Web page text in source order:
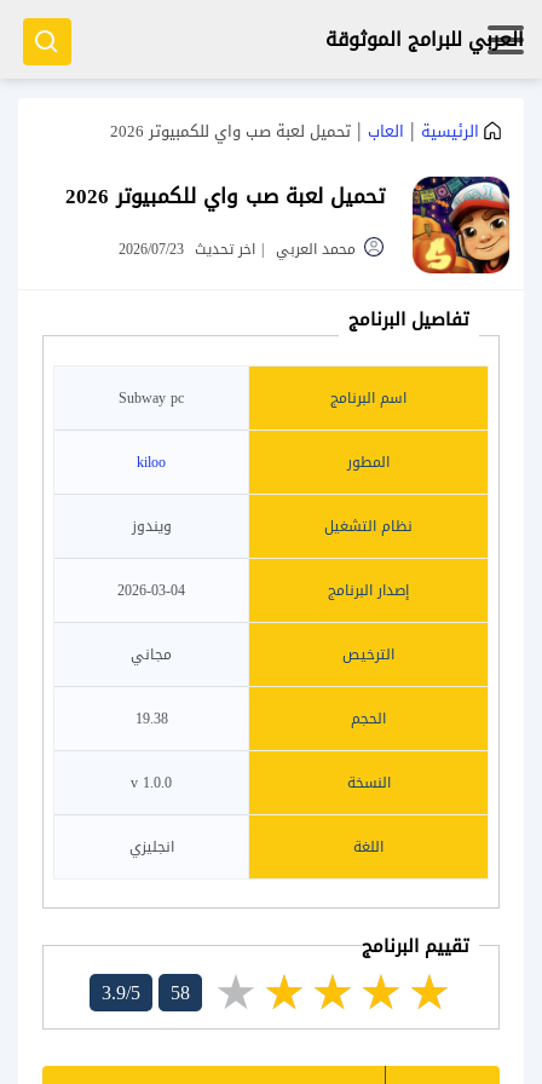
العربي للبرامج الموثوقة
الرئيسية | العاب | تحميل لعبة صب واي للكمبيوتر 2026
تحميل لعبة صب واي للكمبيوتر 2026
محمد العربي | اخر تحديث 2026/07/23
تفاصيل البرنامج
اسم البرنامج Subway pc
المطور kiloo
نظام التشغيل ويندوز
إصدار البرنامج 2026-03-04
الترخيص مجاني
الحجم 19.38
النسخة v 1.0.0
اللغة انجليزي
تقييم البرنامج
3.9/5 58